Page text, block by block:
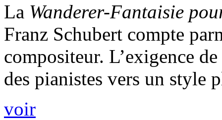
La Wanderer-Fantaisie
Franz Schubert compte
compositeur. L’exigence
des pianistes vers un style
voir